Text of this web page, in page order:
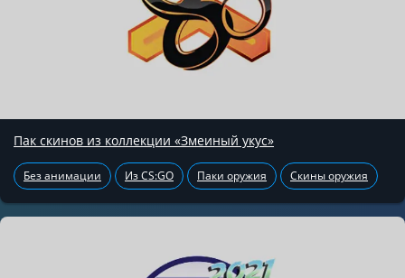
Пак скинов из коллекции «Змеиный укус»
Без анимации Из CS:GO Паки оружия Скины оружия